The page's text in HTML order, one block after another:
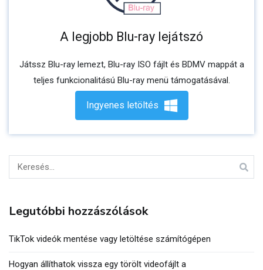
A legjobb Blu-ray lejátszó
Játssz Blu-ray lemezt, Blu-ray ISO fájlt és BDMV mappát a
teljes funkcionalitású Blu-ray menü támogatásával.
Ingyenes letöltés
Keresés:
Legutóbbi hozzászólások
TikTok videók mentése vagy letöltése számítógépen
Hogyan állíthatok vissza egy törölt videofájlt a